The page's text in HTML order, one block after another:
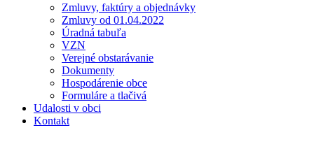
Zmluvy, faktúry a objednávky
Zmluvy od 01.04.2022
Úradná tabuľa
VZN
Verejné obstarávanie
Dokumenty
Hospodárenie obce
Formuláre a tlačivá
Udalosti v obci
Kontakt